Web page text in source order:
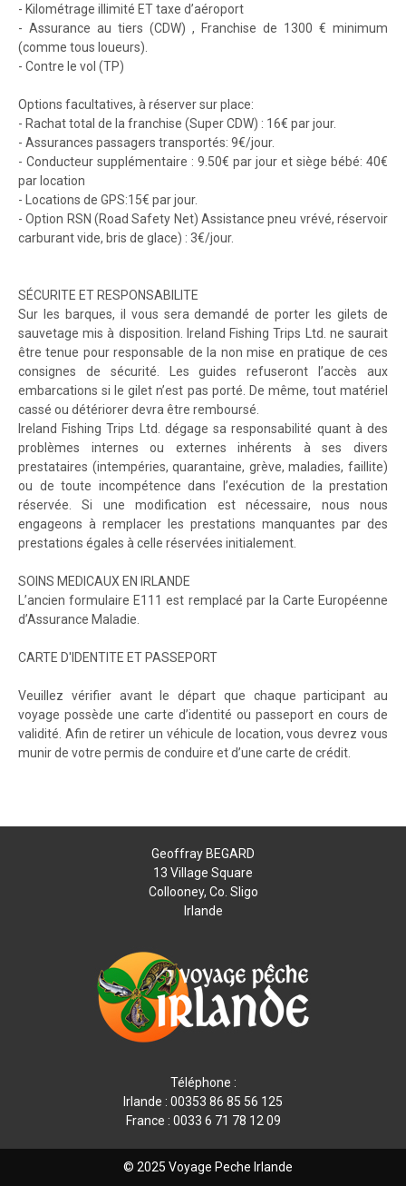
- Kilométrage illimité ET taxe d’aéroport
- Assurance au tiers (CDW) , Franchise de 1300 € minimum
(comme tous loueurs).
- Contre le vol (TP)
Options facultatives, à réserver sur place:
- Rachat total de la franchise (Super CDW) : 16€ par jour.
- Assurances passagers transportés: 9€/jour.
- Conducteur supplémentaire : 9.50€ par jour et siège bébé: 40€
par location
- Locations de GPS:15€ par jour.
- Option RSN (Road Safety Net) Assistance pneu vrévé, réservoir
carburant vide, bris de glace) : 3€/jour.
SÉCURITE ET RESPONSABILITE
Sur les barques, il vous sera demandé de porter les gilets de
sauvetage mis à disposition. Ireland Fishing Trips Ltd. ne saurait
être tenue pour responsable de la non mise en pratique de ces
consignes de sécurité. Les guides refuseront l’accès aux
embarcations si le gilet n’est pas porté. De même, tout matériel
cassé ou détériorer devra être remboursé.
Ireland Fishing Trips Ltd. dégage sa responsabilité quant à des
problèmes internes ou externes inhérents à ses divers
prestataires (intempéries, quarantaine, grève, maladies, faillite)
ou de toute incompétence dans l’exécution de la prestation
réservée. Si une modification est nécessaire, nous nous
engageons à remplacer les prestations manquantes par des
prestations égales à celle réservées initialement.
SOINS MEDICAUX EN IRLANDE
L’ancien formulaire E111 est remplacé par la Carte Européenne
d’Assurance Maladie.
CARTE D'IDENTITE ET PASSEPORT
Veuillez vérifier avant le départ que chaque participant au
voyage possède une carte d’identité ou passeport en cours de
validité. Afin de retirer un véhicule de location, vous devrez vous
munir de votre permis de conduire et d’une carte de crédit.
Geoffray BEGARD
13 Village Square
Collooney, Co. Sligo
Irlande
Téléphone :
Irlande : 00353 86 85 56 125
France : 0033 6 71 78 12 09
© 2025 Voyage Peche Irlande